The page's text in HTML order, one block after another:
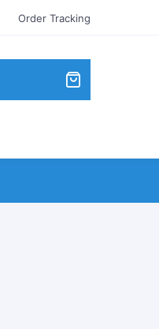
Order Tracking